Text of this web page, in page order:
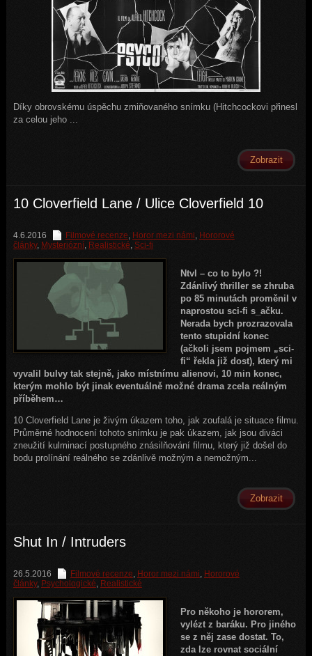
Díky obrovskému úspěchu zmiňovaného snímku (Hitchcockovi přinesl
za celou jeho ...
Zobrazit
10 Cloverfield Lane / Ulice Cloverfield 10
4.6.2016 Filmové recenze, Horor mezi námi, Hororové
články, Mysteriózní, Realistické, Sci-fi
Ntvl – co to bylo ?!
Zdánlivý thriller se zhruba
po 85 minutách proměnil v
naprostou sci-fi s_ačku.
Nerada bych prozrazovala
tento stupidní konec
(ačkoli jsem pojmem „sci-
fi“ řekla již dost), který mi
vyvalil bulvy tak stejně, jako místnímu alienovi, 10 min konec,
kterým mohlo být jinak eventuálně možné drama zcela reálným
příběhem…
10 Cloverfield Lane je živým úkazem toho, jak zoufalá je situace filmu.
Průměrné hodnocení tohoto snímku je pak úkazem, jak jsou diváci
zneužití kulminací postupného znásilňování filmu, který již došel do
bodu prolínání reálného se zdánlivě možným a nemožným...
Zobrazit
Shut In / Intruders
26.5.2016 Filmové recenze, Horor mezi námi, Hororové
články, Psychologické, Realistické
Pro někoho je hororem,
vylézt z baráku. Pro jiného
se z něj zase dostat. To,
zda lze rovnat sociální